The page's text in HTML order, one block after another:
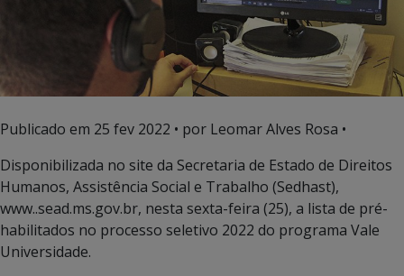
Publicado em 25 fev 2022 • por Leomar Alves Rosa •
Disponibilizada no site da Secretaria de Estado de Direitos
Humanos, Assistência Social e Trabalho (Sedhast),
www..sead.ms.gov.br, nesta sexta-feira (25), a lista de pré-
habilitados no processo seletivo 2022 do programa Vale
Universidade.